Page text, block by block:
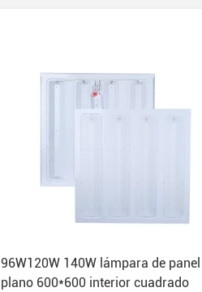
96W120W 140W lámpara de panel
plano 600*600 interior cuadrado